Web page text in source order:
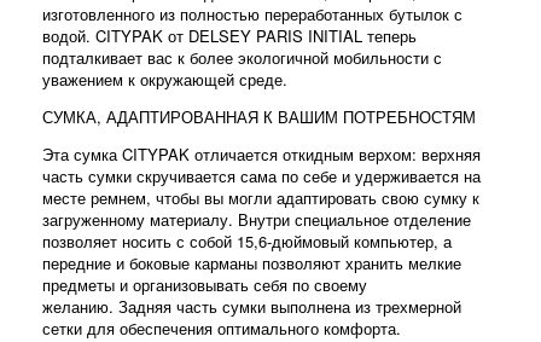
изготовленного из полностью переработанных бутылок с
водой. CITYPAK от DELSEY PARIS INITIAL теперь
подталкивает вас к более экологичной мобильности с
уважением к окружающей среде.
СУМКА, АДАПТИРОВАННАЯ К ВАШИМ ПОТРЕБНОСТЯМ
Эта сумка CITYPAK отличается откидным верхом: верхняя
часть сумки скручивается сама по себе и удерживается на
месте ремнем, чтобы вы могли адаптировать свою сумку к
загруженному материалу. Внутри специальное отделение
позволяет носить с собой 15,6-дюймовый компьютер, а
передние и боковые карманы позволяют хранить мелкие
предметы и организовывать себя по своему
желанию. Задняя часть сумки выполнена из трехмерной
сетки для обеспечения оптимального комфорта.